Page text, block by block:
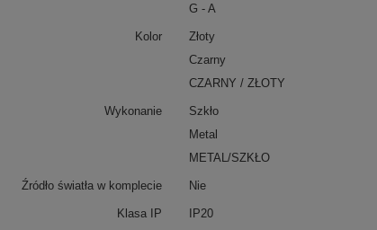
G - A
Kolor
Złoty
Czarny
CZARNY / ZŁOTY
Wykonanie
Szkło
Metal
METAL/SZKŁO
Źródło światła w komplecie Nie
Klasa IP IP20